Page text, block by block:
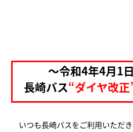
～令和4年4月1
長崎バス“ダイヤ改正
いつも長崎バスをご利用いただき